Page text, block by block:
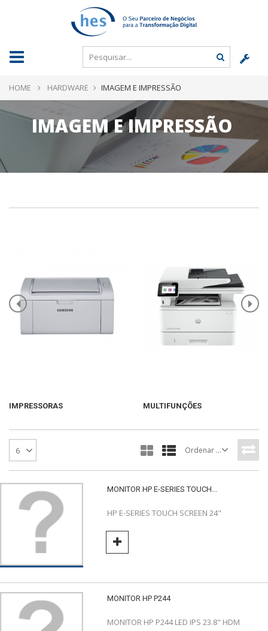
HOME HARDWARE IMAGEM E IMPRESSÃO
IMAGEM E IMPRESSÃO
IMPRESSORAS MULTIFUNÇÕES
6 Ordenar por
MONITOR HP E-SERIES TOUCH...
HP E-SERIES TOUCH SCREEN 24"
MONITOR HP P244
MONITOR HP P244 LED IPS 23.8" HDM